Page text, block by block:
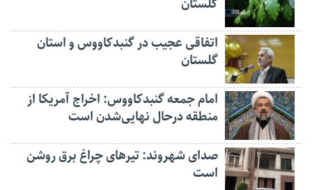
اتفاقی عجیب در‌ گنبدکاووس و استان
گلستان
امام جمعه گنبدکاووس: اخراج آمریکا از
منطقه درحال نهایی‌شدن است
صدای شهروند: تیرهای چراغ برق روشن
است